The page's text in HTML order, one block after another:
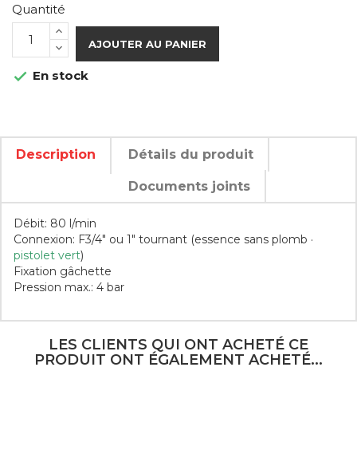
Quantité
AJOUTER AU PANIER
 En stock
Description Détails du produit
Documents joints
Débit: 80 l/min
Connexion: F3/4" ou 1" tournant (essence sans plomb ·
pistolet vert)
Fixation gâchette
Pression max.: 4 bar
Référence 42251
Fiche technique
Fluides Essences
TÉLÉCHARGEMENT
PA 80 schéma
vue éclatée des pièces détachées du pistolet automatique
PA80 Mobiltank
Téléchargement (329.26KB)
LES CLIENTS QUI ONT ACHETÉ CE
PRODUIT ONT ÉGALEMENT ACHETÉ...